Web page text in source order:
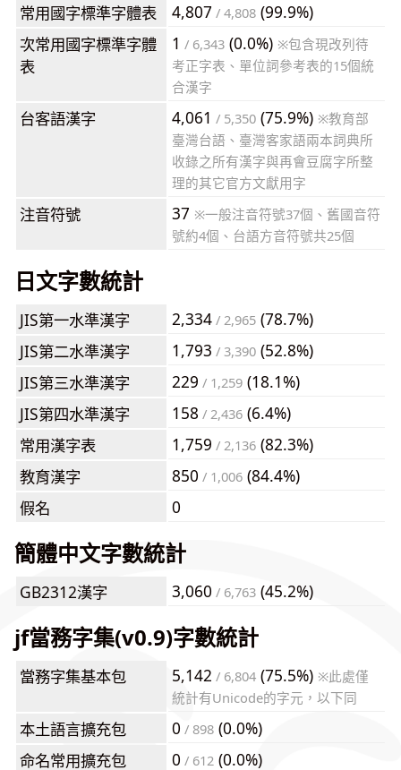
常用國字標準字體表
4,807 / 4,808 (99.9%)
次常用國字標準字體
表
1 / 6,343 (0.0%) ※包含現改列待
考正字表、單位詞參考表的15個統
合漢字
台客語漢字 4,061 / 5,350 (75.9%) ※教育部
臺灣台語、臺灣客家語兩本詞典所
收錄之所有漢字與再會豆腐字所整
理的其它官方文獻用字
注音符號 37 ※一般注音符號37個、舊國音符
號約4個、台語方音符號共25個
日文字數統計
JIS第一水準漢字 2,334 / 2,965 (78.7%)
JIS第二水準漢字
1,793 / 3,390 (52.8%)
JIS第三水準漢字
229 / 1,259 (18.1%)
JIS第四水準漢字
158 / 2,436 (6.4%)
常用漢字表
1,759 / 2,136 (82.3%)
教育漢字
850 / 1,006 (84.4%)
假名
0
簡體中文字數統計
GB2312漢字 3,060 / 6,763 (45.2%)
jf當務字集(v0.9)字數統計
當務字集基本包 5,142 / 6,804 (75.5%) ※此處僅
統計有Unicode的字元，以下同
本土語言擴充包 0 / 898 (0.0%)
命名常用擴充包
0 / 612 (0.0%)